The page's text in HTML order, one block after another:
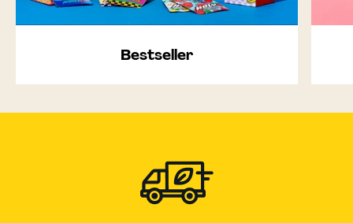
Bestseller